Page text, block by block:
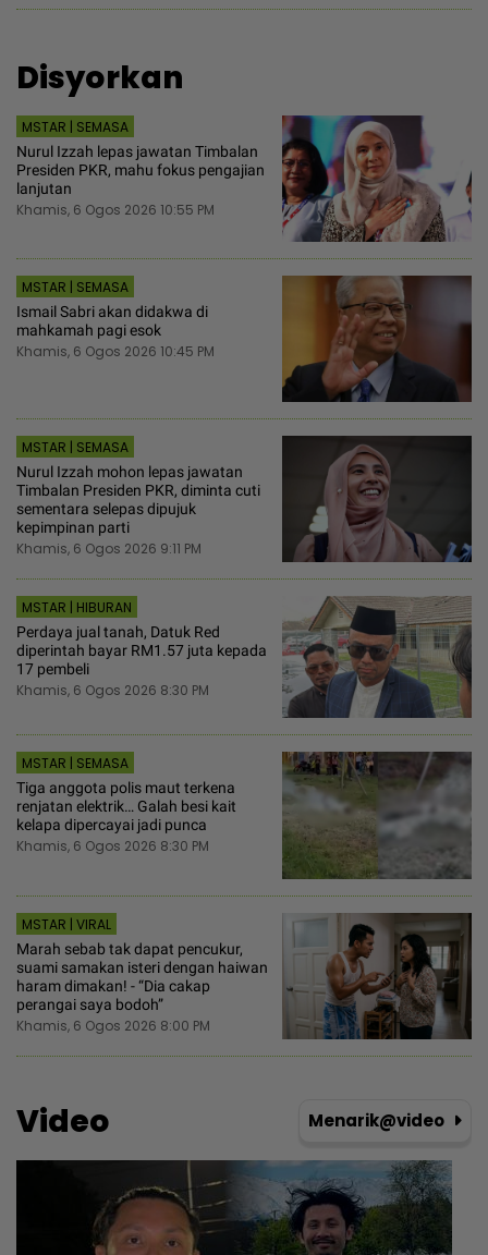
Disyorkan
MSTAR | SEMASA
Nurul Izzah lepas jawatan Timbalan
Presiden PKR, mahu fokus pengajian
lanjutan
Khamis, 6 Ogos 2026 10:55 PM
MSTAR | SEMASA
Ismail Sabri akan didakwa di
mahkamah pagi esok
Khamis, 6 Ogos 2026 10:45 PM
MSTAR | SEMASA
Nurul Izzah mohon lepas jawatan
Timbalan Presiden PKR, diminta cuti
sementara selepas dipujuk
kepimpinan parti
Khamis, 6 Ogos 2026 9:11 PM
MSTAR | HIBURAN
Perdaya jual tanah, Datuk Red
diperintah bayar RM1.57 juta kepada
17 pembeli
Khamis, 6 Ogos 2026 8:30 PM
MSTAR | SEMASA
Tiga anggota polis maut terkena
renjatan elektrik… Galah besi kait
kelapa dipercayai jadi punca
Khamis, 6 Ogos 2026 8:30 PM
MSTAR | VIRAL
Marah sebab tak dapat pencukur,
suami samakan isteri dengan haiwan
haram dimakan! - “Dia cakap
perangai saya bodoh”
Khamis, 6 Ogos 2026 8:00 PM
Video Menarik@video